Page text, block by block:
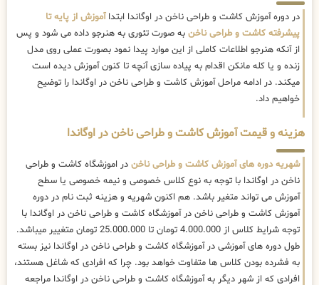
در دوره آموزش کاشت و طراحی ناخن در اوگاندا ابتداآموزش از پایه تا
پیشرفته کاشت و طراحی ناخن به صورت تئوری به هنرجو داده می شود و پس
از آنکه هنرجو اطلاعات کاملی از این موارد پیدا نمود بصورت عملی روی مدل
زنده و یا کله مانکن اقدام به پیاده سازی آنچه تا کنون آموزش دیده است
میکند. در ادامه مراحل آموزش کاشت و طراحی ناخن در اوگاندا را توضیح
خواهیم داد.
هزینه و قیمت آموزش کاشت و طراحی ناخن در اوگاندا
شهریه دوره های آموزش کاشت و طراحی ناخن در اموزشگاه کاشت و طراحی
ناخن در اوگاندا با توجه به نوع کلاس خصوصی و نیمه خصوصی یا سطح
آموزش می تواند متغیر باشد. هم اکنون شهریه و هزینه ثبت نام در دوره
آموزش کاشت و طراحی ناخن در آموزشگاه کاشت و طراحی ناخن در اوگاندا با
توجه شرایط کلاس از 4.000.000 تومان تا 25.000.000 تومان متغییر میباشد.
طول دوره های آموزشی در آموزشگاه کاشت و طراحی ناخن در اوگاندا نیز بسته
به فشرده بودن کلاس ها متفاوت خواهد بود. چرا که افرادی که شاغل هستند،
افرادی که از شهر دیگر به آموزشگاه کاشت و طراحی ناخن در اوگاندا مراجعه